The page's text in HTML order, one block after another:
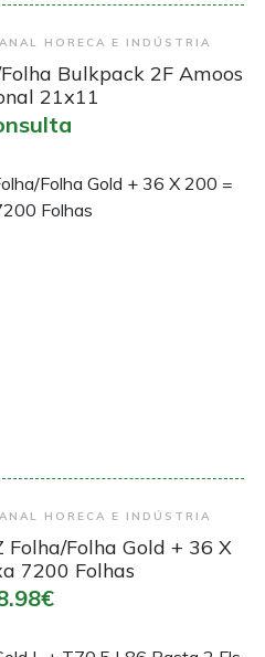
HORECA E INDÚSTRIA
Bulkpack 2F Amoos
21x11
HORECA E INDÚSTRIA
Folha Gold + 36 X
7200 Folhas